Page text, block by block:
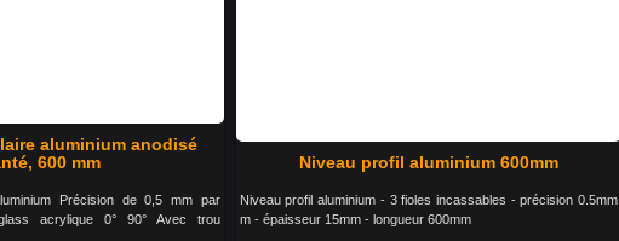
aluminium anodisé
600 mm
Précision de 0,5 mm par
acrylique 0° 90° Avec trou
Niveau profil aluminium 600mm
Niveau profil aluminium - 3 fioles incassables - précision 0.5mm
m - épaisseur 15mm - longueur 600mm